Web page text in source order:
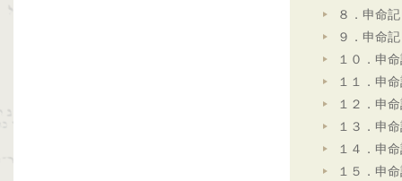
８．申命
９．申命
１０．申
１１．申
１２．申
１３．申
１４．申
１５．申